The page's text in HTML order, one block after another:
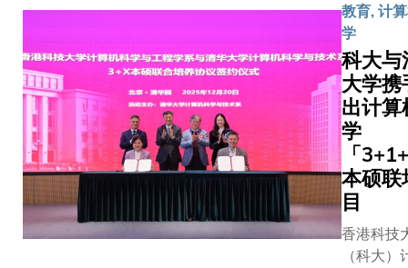
的学习环
境需求也
愈来愈
高，弹性
灵活的空
间变得至
关重要。
为满足这
些需求，
并强化科
大在教育
创新方面
APAIE ）
暨展览（
23至27
并通过一
国际教育
合作活动
力支持同
行的「留
港周」，
配合香港
行政区政
造「留学
教育, 计
学
科大与
大学携
出计算
学
「
本硕联
目
香港科技
（科大）